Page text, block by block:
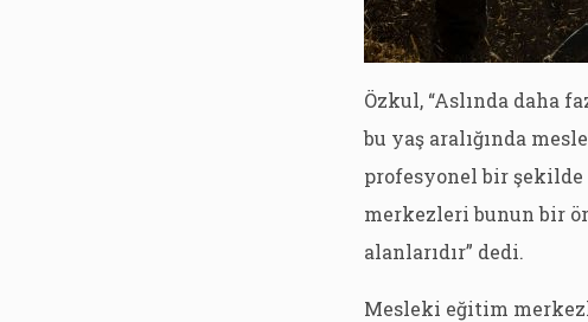
Özkul, “Aslında daha
bu yaş aralığında
profesyonel bir
merkezleri bunun bir
alanlarıdır” dedi.
Mesleki eğitim